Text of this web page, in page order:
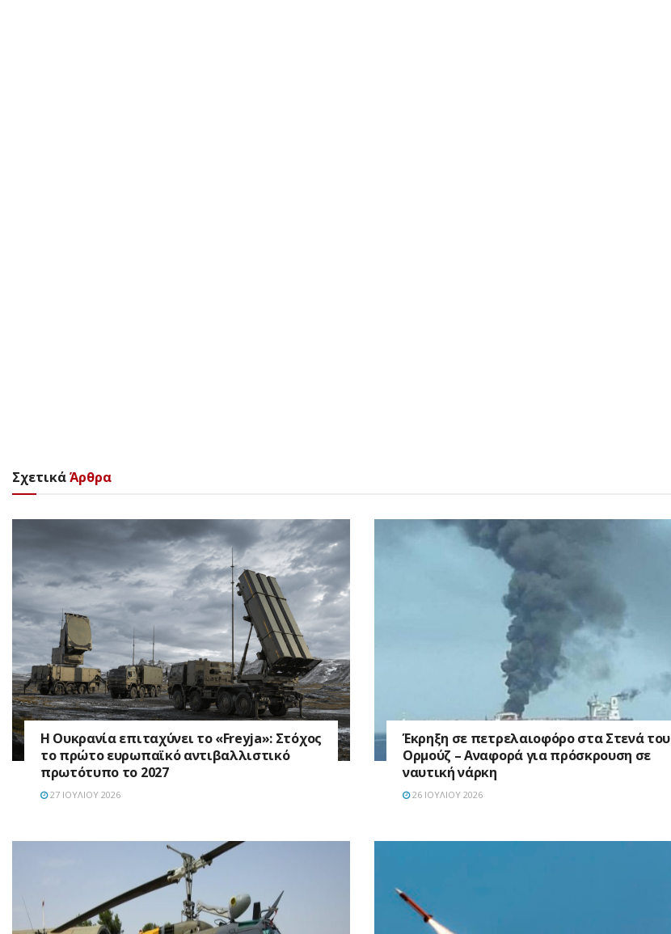
ΣχετικάΆρθρα
Η Ουκρανία επιταχύνει το «Freyja»: Στόχος
το πρώτο ευρωπαϊκό αντιβαλλιστικό
πρωτότυπο το 2027
27 ΙΟΥΛΊΟΥ 2026
Έκρηξη σε πετρελαιοφόρο στα Στενά του
Ορμούζ – Αναφορά για πρόσκρουση σε
ναυτική νάρκη
26 ΙΟΥΛΊΟΥ 2026